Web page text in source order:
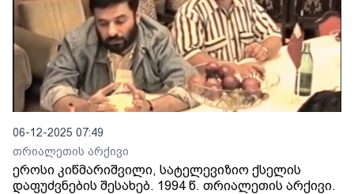
06-12-2025 07:49
თრიალეთის არქივი
ეროსი კიწმარიშვილი, სატელევიზიო ქსელის
დაფუძვნების შესახებ. 1994 წ. თრიალეთის არქივი.